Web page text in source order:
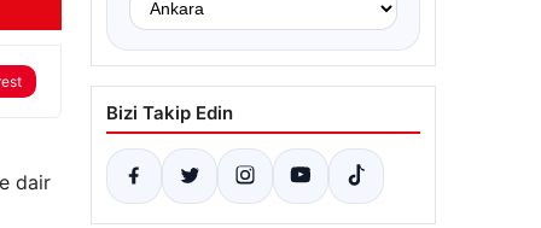
dair
Bizi Takip Edin